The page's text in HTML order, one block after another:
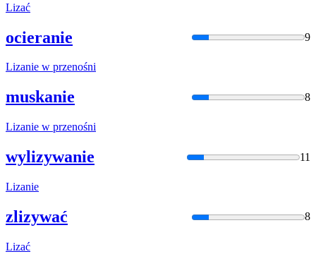
Lizać
ocieranie 9
Lizanie w przenośni
muskanie 8
Lizanie w przenośni
wylizywanie 11
Lizanie
zlizywać 8
Lizać